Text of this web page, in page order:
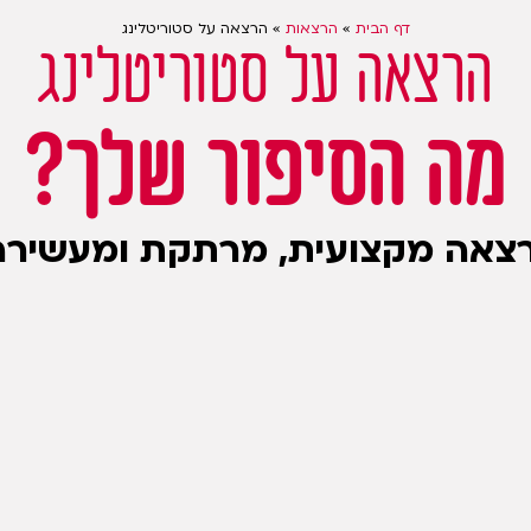
דף הבית » הרצאות » הרצאה על סטוריטלינג
הרצאה על סטוריטלינג
מה הסיפור שלך?
מקצועית, מרתקת